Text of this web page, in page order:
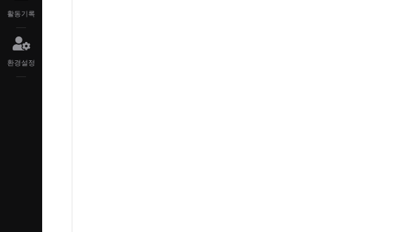
활동기록
환경설정